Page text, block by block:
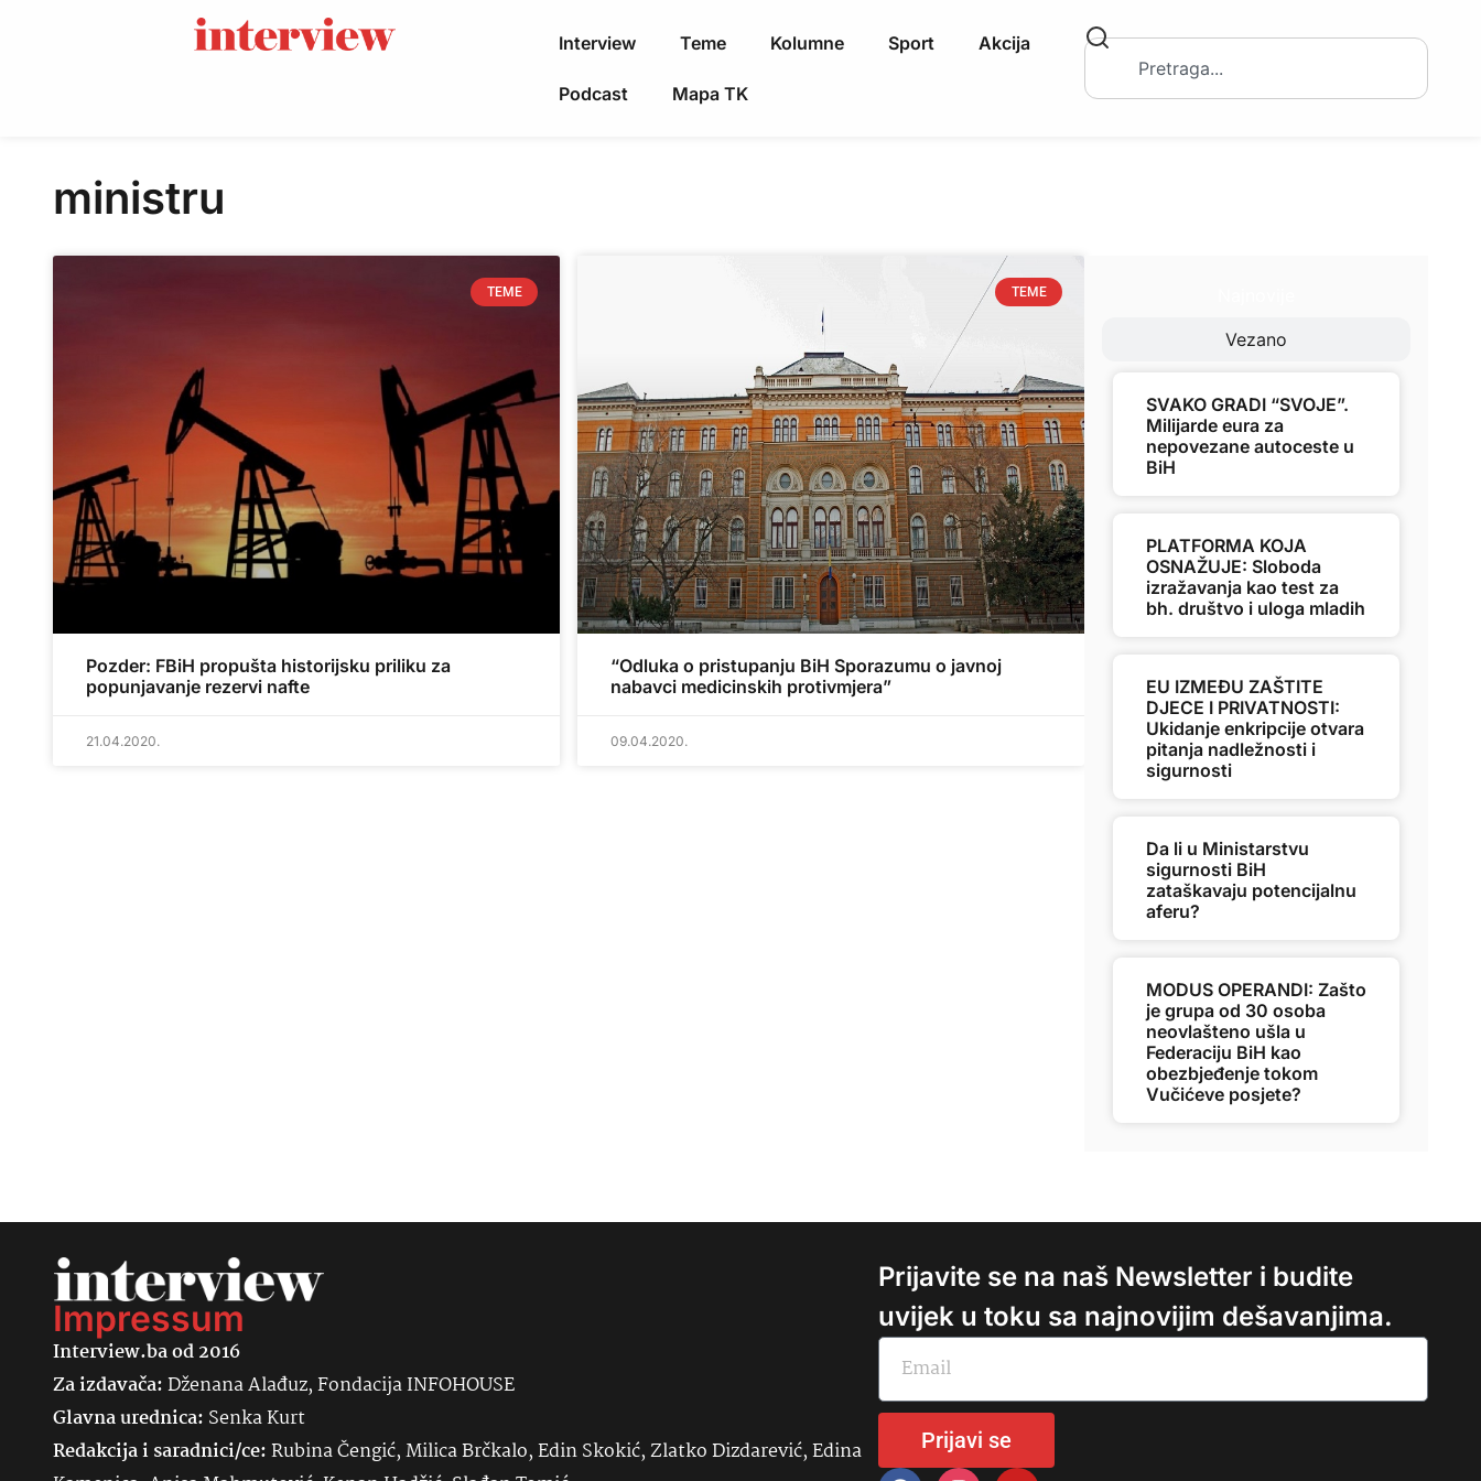
Interview Teme Kolumne Sport Akcija
Podcast Mapa TK
ministru
TEME
Pozder: FBiH propušta historijsku priliku za
popunjavanje rezervi nafte
21.04.2020.
TEME
“Odluka o pristupanju BiH Sporazumu o javnoj
nabavci medicinskih protivmjera”
09.04.2020.
Vezano
SVAKO GRADI “SVOJE”.
Milijarde eura za
nepovezane autoceste u
BiH
PLATFORMA KOJA
OSNAŽUJE: Sloboda
izražavanja kao test za
bh. društvo i uloga mladih
EU IZMEĐU ZAŠTITE
DJECE I PRIVATNOSTI:
Ukidanje enkripcije otvara
pitanja nadležnosti i
sigurnosti
Da li u Ministarstvu
sigurnosti BiH
zataškavaju potencijalnu
aferu?
MODUS OPERANDI: Zašto
je grupa od 30 osoba
neovlašteno ušla u
Federaciju BiH kao
obezbjeđenje tokom
Vučićeve posjete?
Impressum
Interview.ba od 2016
Za izdavača:Dženana Alađuz, Fondacija INFOHOUSE
Glavna urednica: SenkaKurt
Redakcija i saradnici/ce:Rubina Čengić, Milica Brčkalo, Edin Skokić, Zlatko Dizdarević, Edina
Prijavite se na naš Newsletter i budite
uvijek u toku sa najnovijim dešavanjima.
Prijavi se